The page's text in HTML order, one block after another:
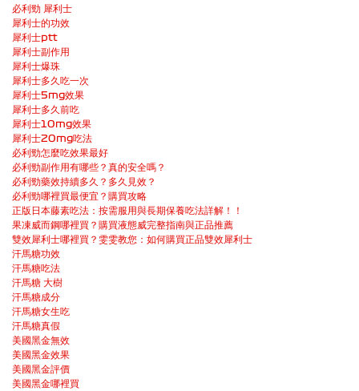
必利勁 犀利士
犀利士的功效
犀利士ptt
犀利士副作用
犀利士爆珠
犀利士多久吃一次
犀利士5mg效果
犀利士多久前吃
犀利士10mg效果
犀利士20mg吃法
必利勁怎麼吃效果最好
必利勁副作用有哪些？真的安全嗎？
必利勁藥效持續多久？多久見效？
必利勁哪裡買最便宜？購買攻略
正版日本藤素吃法：按需服用與長期保養吃法詳解！！
果凍威而鋼哪裡買？購買液態威完整指南與正品推薦
雙效犀利士哪裡買？雯雯教您：如何購買正品雙效犀利士
汗馬糖功效
汗馬糖吃法
汗馬糖 大樹
汗馬糖成分
汗馬糖女生吃
汗馬糖真假
美國黑金無效
美國黑金效果
美國黑金評價
美國黑金哪裡買